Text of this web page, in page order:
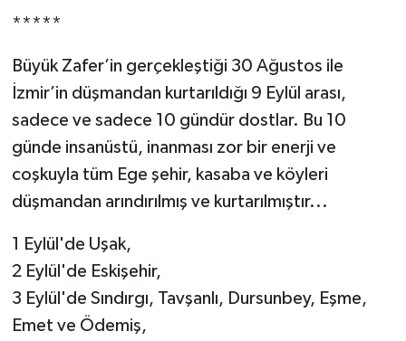
*****
Büyük Zafer’in gerçekleştiği 30 Ağustos ile
İzmir’in düşmandan kurtarıldığı 9 Eylül arası,
sadece ve sadece 10 gündür dostlar. Bu 10
günde insanüstü, inanması zor bir enerji ve
coşkuyla tüm Ege şehir, kasaba ve köyleri
düşmandan arındırılmış ve kurtarılmıştır...
1 Eylül'de Uşak,
2 Eylül'de Eskişehir,
3 Eylül'de Sındırgı, Tavşanlı, Dursunbey, Eşme,
Emet ve Ödemiş,